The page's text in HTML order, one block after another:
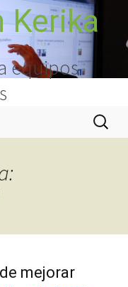
Kerika
equipos
Buscar:
mejorar